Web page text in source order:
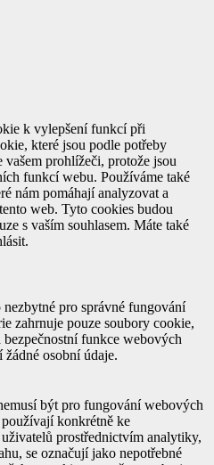
k vylepšení funkcí při
které jsou podle potřeby
prohlížeči, protože jsou
funkcí webu. Používáme také
nám pomáhají analyzovat a
web. Tyto cookies budou
s vaším souhlasem. Máte také
pro správné fungování
zahrnuje pouze soubory cookie,
funkce webových
osobní údaje.
být pro fungování webových
používají konkrétně ke
prostřednictvím analytiky,
se označují jako nepotřebné